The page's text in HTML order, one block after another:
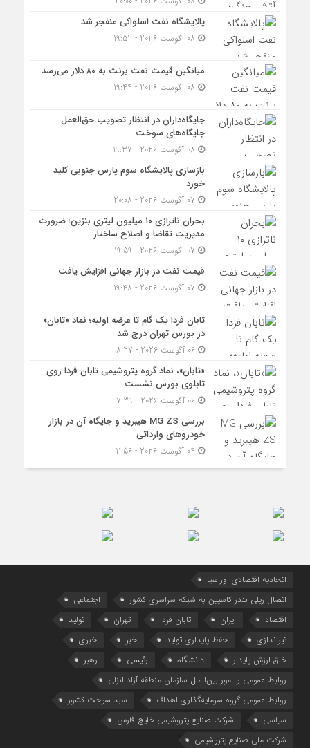
پالایشگاه نفت اسلواکی منفجر شد
میانگین قیمت نفت برنت به ۸۰ دلار می‌رسد
جایگاه‌داران در انتظار تصویب حق‌العمل
جایگاه‌های سوخت
بازسازی پالایشگاه سوم پارس جنوبی کلید
خورد
بحران ناترازی ۱۰ میلیون لیتری بنزین؛ ضرورت
مدیریت تقاضا و اصلاح ساختار
قیمت نفت در بازار جهانی افزایش یافت
تابان فردا یک گام تا عرضه اولیه؛ نماد «تابان»
در بورس تهران درج شد
06 آگوست 2026 - 8:27
«تابان»، نماد گروه پتروشیمی تابان فردا روی
تابلوی بورس نشست
06 آگوست 2026 - 7:39
بررسی MG ZS هیبرید و جایگاه آن در بازار
خودروهای وارداتی
اتحادیه اقتصادی اوراسیا
اتصال ریلی بندر کاسپین به شبکه سراسری کشور
اجتماعی
اقتصاد
ایران تابان فردا تهران
تولید
تیراندازی
حفظ پایداری تولید خبر
خبری
خلق ارزش پایدار
دانشگاه رئیسی
رهبر
روابط عمومی و امور بین‌الملل سازمان منطقه آزاد انزلی
روابط عمومی گروه سرمایه‌گذاری اهداف
سبد سوخت کشور
سیاسی
شرکت صنایع پتروشیمی خلیج فارس
شرکت ملی صنایع پتروشیمی